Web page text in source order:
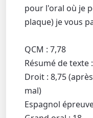
pour l'oral où je
plaque) je vous
QCM : 7,78
Résumé de texte
Droit : 8,75
mal)
Espagnol